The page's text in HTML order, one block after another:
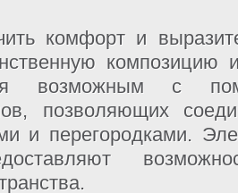
комфорт и
возможным с
позволяющих
и перегородками.